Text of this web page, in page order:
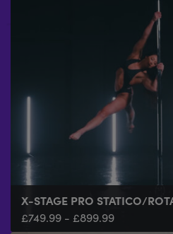
X-STAGE PRO STATICO/
£749.99 - £899.99